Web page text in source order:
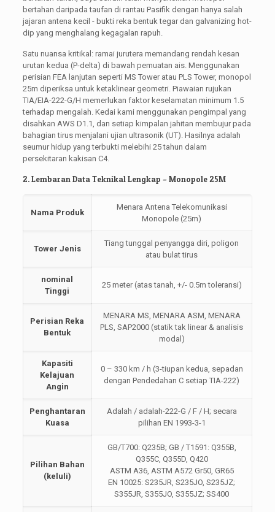
bertahan daripada taufan di rantau Pasifik dengan hanya salah
jajaran antena kecil - bukti reka bentuk tegar dan galvanizing hot-
dip yang menghalang kegagalan rapuh.
Satu nuansa kritikal: ramai jurutera memandang rendah kesan
urutan kedua (P-delta) di bawah pemuatan ais. Menggunakan
perisian FEA lanjutan seperti MS Tower atau PLS Tower, monopol
25m diperiksa untuk ketaklinear geometri. Piawaian rujukan
TIA/EIA-222-G/H memerlukan faktor keselamatan minimum 1.5
terhadap mengalah. Kedai kami menggunakan pengimpal yang
disahkan AWS D1.1, dan setiap kimpalan jahitan membujur pada
bahagian tirus menjalani ujian ultrasonik (UT). Hasilnya adalah
seumur hidup yang terbukti melebihi 25 tahun dalam
persekitaran kakisan C4.
2. Lembaran Data Teknikal Lengkap – Monopole 25M
Nama Produk
Menara Antena Telekomunikasi
Monopole (25m)
Tower Jenis
Tiang tunggal penyangga diri, poligon
atau bulat tirus
nominal
Tinggi
25 meter (atas tanah, +/- 0.5m toleransi)
Perisian Reka
Bentuk
MENARA MS, MENARA ASM, MENARA
PLS, SAP2000 (statik tak linear & analisis
modal)
Kapasiti
Kelajuan
Angin
0 – 330 km / h (3-tiupan kedua, sepadan
dengan Pendedahan C setiap TIA-222)
Penghantaran
Kuasa
Adalah / adalah-222-G / F / H; secara
pilihan EN 1993-3-1
Pilihan Bahan
(keluli)
GB/T700: Q235B; GB / T1591: Q355B,
Q355C, Q355D, Q420
ASTM A36, ASTM A572 Gr50, GR65
EN 10025: S235JR, S235JO, S235JZ;
S355JR, S355JO, S355JZ; SS400